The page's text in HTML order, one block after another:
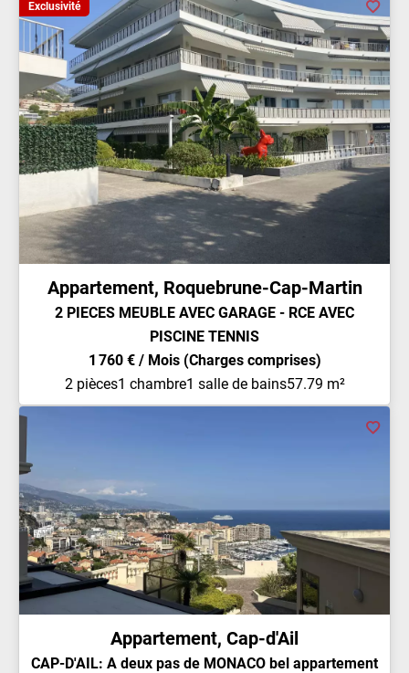
Exclusivité
Appartement, Roquebrune-Cap-Martin
2 PIECES MEUBLE AVEC GARAGE - RCE AVEC
PISCINE TENNIS
1 760 € / Mois (Charges comprises)
2 pièces1 chambre1 salle de bains57.79 m²
Appartement, Cap-d'Ail
CAP-D'AIL: A deux pas de MONACO bel appartement